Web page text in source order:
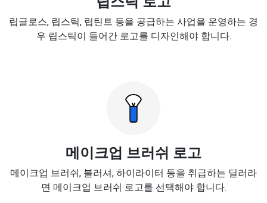
립글로스, 립스틱, 립틴트 등을 공급하는 사업을 운영하는 경
우 립스틱이 들어간 로고를 디자인해야 합니다.
메이크업 브러쉬 로고
메이크업 브러쉬, 블러셔, 하이라이터 등을 취급하는 딜러라
면 메이크업 브러쉬 로고를 선택해야 합니다.